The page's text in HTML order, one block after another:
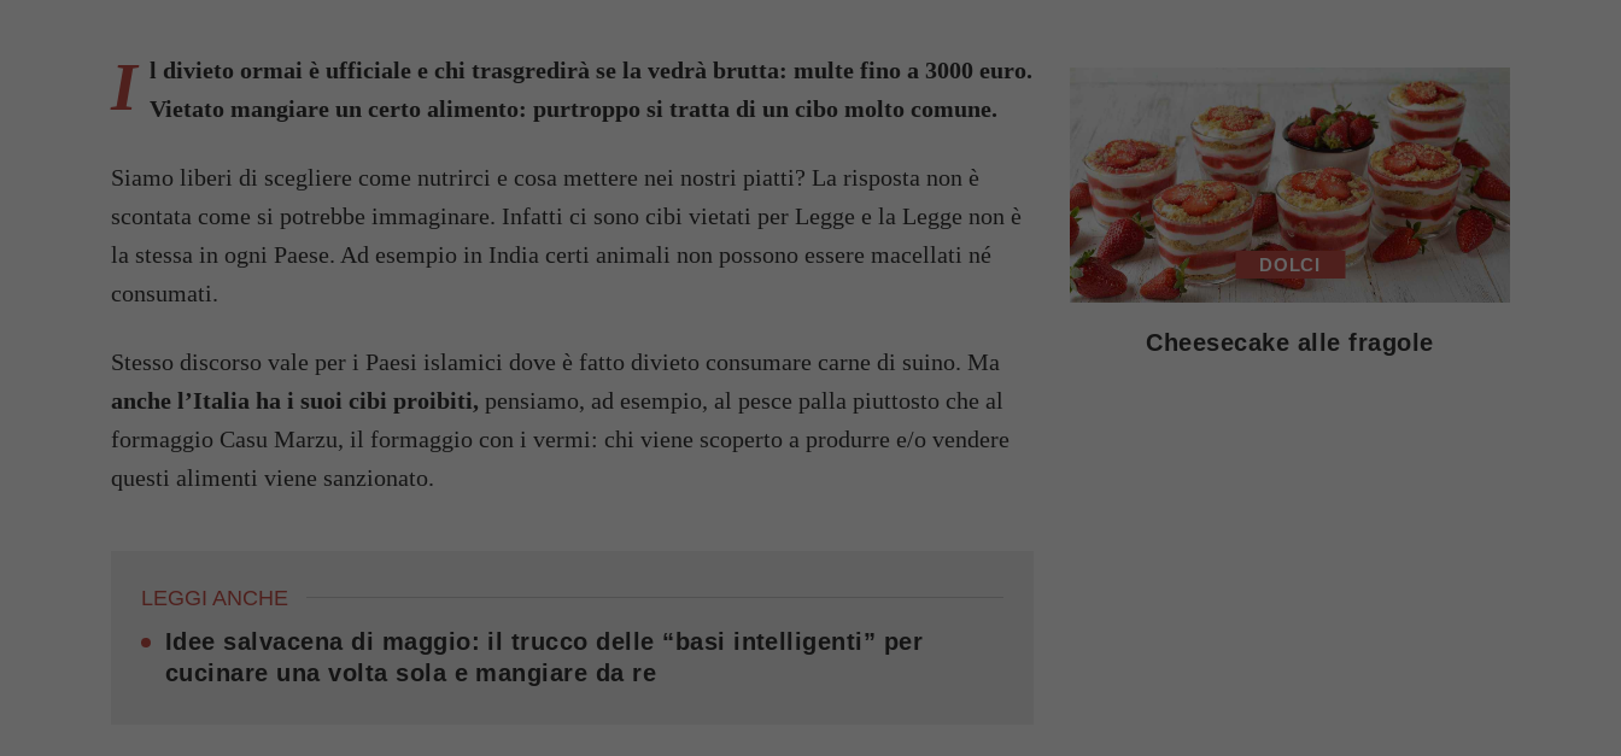
I l divieto ormai è ufficiale e chi trasgredirà se la vedrà brutta: multe fino a 3000 euro.
Vietato mangiare un certo alimento: purtroppo si tratta di un cibo molto comune.
Siamo liberi di scegliere come nutrirci e cosa mettere nei nostri piatti? La risposta non è
scontata come si potrebbe immaginare. Infatti ci sono cibi vietati per Legge e la Legge non è
la stessa in ogni Paese. Ad esempio in India certi animali non possono essere macellati né
consumati.
Stesso discorso vale per i Paesi islamici dove è fatto divieto consumare carne di suino. Ma
anche l’Italia ha i suoi cibi proibiti, pensiamo, ad esempio, al pesce palla piuttosto che al
formaggio Casu Marzu, il formaggio con i vermi: chi viene scoperto a produrre e/o vendere
questi alimenti viene sanzionato.
LEGGI ANCHE
Idee salvacena di maggio: il trucco delle “basi intelligenti” per
cucinare una volta sola e mangiare da re
DOLCI
Cheesecake alle fragole